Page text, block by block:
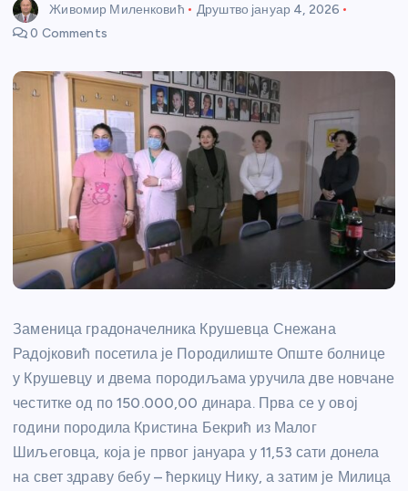
Живомир Миленковић Друштво јануар 4, 2026
0 Comments
Заменица градоначелника Крушевца Снежана
Радојковић посетила је Породилиште Опште болнице
у Крушевцу и двема породиљама уручила две новчане
честитке од по 150.000,00 динара. Прва се у овој
години породила Кристина Бекрић из Малог
Шиљеговца, која је првог јануара у 11,53 сати донела
на свет здраву бебу – ћеркицу Нику, а затим је Милица